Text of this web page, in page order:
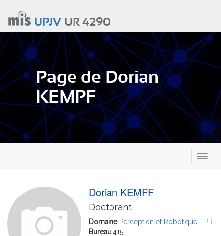
contenu
principal
UPJVUR 4290
Page de Dorian
KEMPF
Dorian KEMPF
Doctorant
Domaine Perception et Robotique - PR
Bureau 415